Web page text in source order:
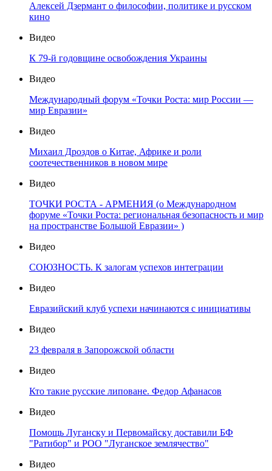
Алексей Дзермант о философии, политике и русском
кино
Видео
К 79-й годовщине освобождения Украины
Видео
Международный форум «Точки Роста: мир России —
мир Евразии»
Видео
Михаил Дроздов о Китае, Африке и роли
соотечественников в новом мире
Видео
ТОЧКИ РОСТА - АРМЕНИЯ (о Международном
форуме «Точки Роста: региональная безопасность и мир
на пространстве Большой Евразии» )
Видео
СОЮЗНОСТЬ. К залогам успехов интеграции
Видео
Евразийский клуб успехи начинаются с инициативы
Видео
23 февраля в Запорожской области
Видео
Кто такие русские липоване. Федор Афанасов
Видео
Помощь Луганску и Первомайску доставили БФ
"Ратибор" и РОО "Луганское землячество"
Видео